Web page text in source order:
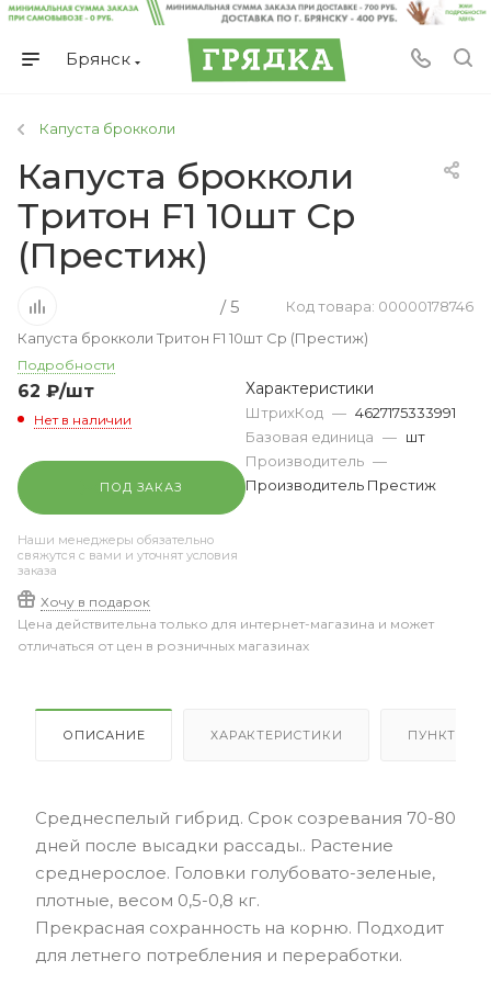
Брянск
Капуста брокколи
Капуста брокколи
Тритон F1 10шт Ср
(Престиж)
/ 5
Код товара: 00000178746
Капуста брокколи Тритон F1 10шт Ср (Престиж)
Подробности
62 ₽/шт
Нет в наличии
ПОД ЗАКАЗ
Наши менеджеры обязательно
свяжутся с вами и уточнят условия
заказа
Хочу в подарок
Характеристики
ШтрихКод — 4627175333991
Базовая единица — шт
Производитель —
Производитель Престиж
Цена действительна только для интернет-магазина и может
отличаться от цен в розничных магазинах
ОПИСАНИЕ ХАРАКТЕРИСТИКИ ПУНКТЫ
Среднеспелый гибрид. Срок созревания 70-80
дней после высадки рассады.. Растение
среднерослое. Головки голубовато-зеленые,
плотные, весом 0,5-0,8 кг.
Прекрасная сохранность на корню. Подходит
для летнего потребления и переработки.